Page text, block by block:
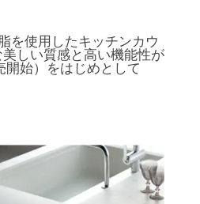
を使用したキッチンカウ
しい質感と高い機能性が
開始）をはじめとして